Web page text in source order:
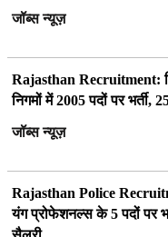
जॉब्स न्यूज़
Rajasthan Recruitment:
निगमों में 2005 पदों पर
जॉब्स न्यूज़
Rajasthan Police
यंग प्रोफेशनल्स के 5 पदों पर